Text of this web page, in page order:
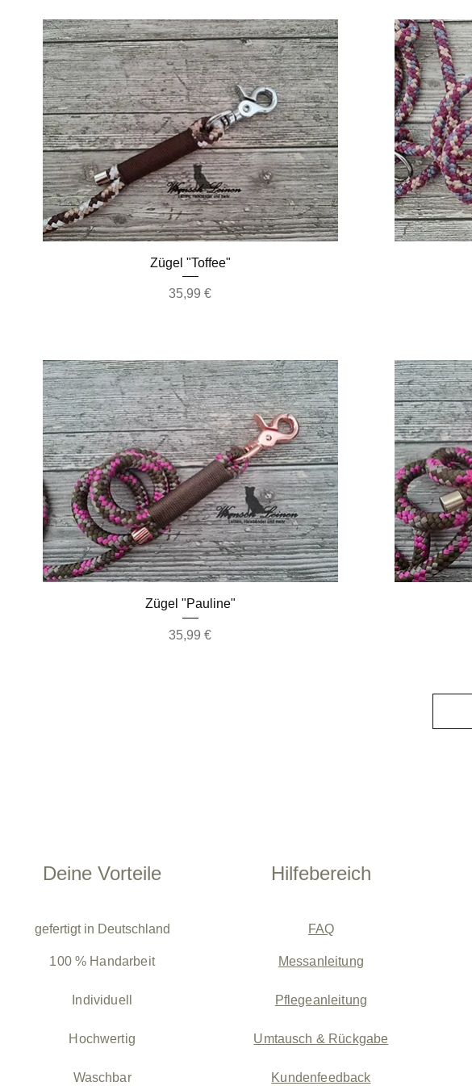
Schnellansicht
Zügel "Toffee"
Preis
35,99 €
Schnellansicht
Zügel "Pauline"
Preis
35,99 €
Deine Vorteile
gefertigt in Deutschland
100 % Handarbeit
Individuell
Hochwertig
Waschbar
Hilfebereich
FAQ
Messanleitung
Pflegeanleitung
Umtausch & Rückgabe
Kundenfeedback